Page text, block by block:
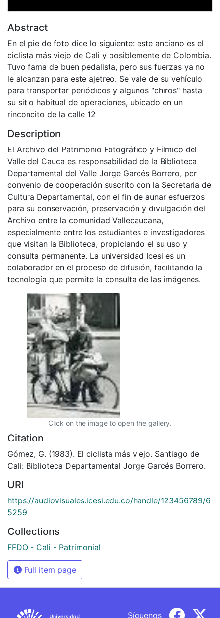
Abstract
En el pie de foto dice lo siguiente: este anciano es el
ciclista más viejo de Cali y posiblemente de Colombia.
Tuvo fama de buen pedalista, pero sus fuerzas ya no
le alcanzan para este ajetreo. Se vale de su vehículo
para transportar periódicos y algunos "chiros" hasta
su sitio habitual de operaciones, ubicado en un
rinconcito de la calle 12
Description
El Archivo del Patrimonio Fotográfico y Fílmico del
Valle del Cauca es responsabilidad de la Biblioteca
Departamental del Valle Jorge Garcés Borrero, por
convenio de cooperación suscrito con la Secretaria de
Cultura Departamental, con el fin de aunar esfuerzos
para su conservación, preservación y divulgación del
Archivo entre la comunidad Vallecaucana,
especialmente entre los estudiantes e investigadores
que visitan la Biblioteca, propiciando el su uso y
consulta permanente. La universidad Icesi es un
colaborador en el proceso de difusión, facilitando la
tecnología que permite la consulta de las imágenes.
Click on the image to open the gallery.
Citation
Gómez, G. (1983). El ciclista más viejo. Santiago de
Cali: Biblioteca Departamental Jorge Garcés Borrero.
URI
https://audiovisuales.icesi.edu.co/handle/123456789/6
5259
Collections
FFDO - Cali - Patrimonial
Full item page
Síguenos